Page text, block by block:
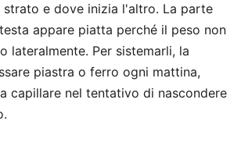
e dove inizia l'altro. La parte
appare piatta perché il peso non
lateralmente. Per sistemarli, la
piastra o ferro ogni mattina,
capillare nel tentativo di nascondere